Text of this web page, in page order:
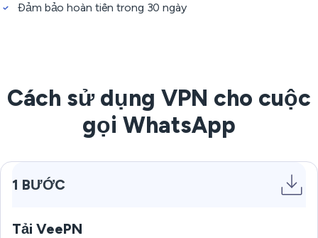
Đảm bảo hoàn tiền trong 30 ngày
Cách sử dụng VPN cho cuộc
gọi WhatsApp
1 BƯỚC
Tải VeePN